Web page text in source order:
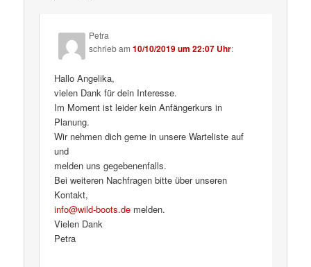
Petra
schriebam10/10/2019 um 22:07 Uhr:
Hallo Angelika,
vielen Dank für dein Interesse.
Im Moment ist leider kein Anfängerkurs in
Planung.
Wir nehmen dich gerne in unsere Warteliste auf
und
melden uns gegebenenfalls.
Bei weiteren Nachfragen bitte über unseren
Kontakt,
info@wild-boots.de melden.
Vielen Dank
Petra